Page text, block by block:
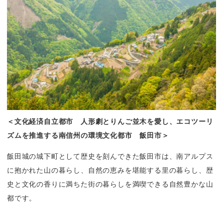
＜文化経済自立都市　人形劇とりんご並木を愛し、エコツーリ
ズムを推進する南信州の環境文化都市　飯田市＞
飯田城の城下町として歴史を刻んできた飯田市は、南アルプス
に抱かれた山の暮らし、自然の恵みを堪能する里の暮らし、歴
史と文化の香りに満ちた街の暮らしを満喫できる自然豊かな山
都です。